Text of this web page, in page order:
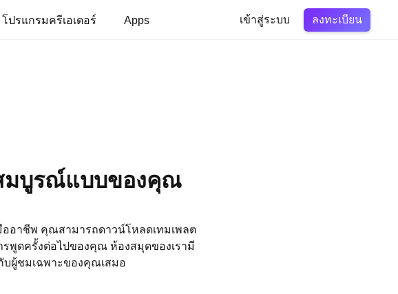
โปรแกรมครีเอเตอร์ Apps เข้าสู่ระบบ ลงทะเบียน
มบูรณ์แบบของคุณ
อาชีพ คุณสามารถดาวน์โหลดเทมเพลต
รพูดครั้งต่อไปของคุณ ห้องสมุดของเรามี
ผู้ชมเฉพาะของคุณเสมอ